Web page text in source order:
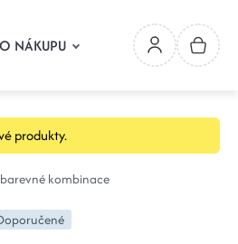
NÁKUPU
produkty.
kombinace